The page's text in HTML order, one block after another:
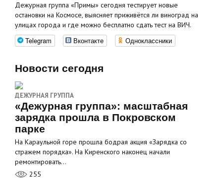
Дежурная группа «Примы» сегодня тестирует новые
остановки на Космосе, выясняет приживётся ли виноград на
улицах города и где можно бесплатно сдать тест на ВИЧ.
Telegram Вконтакте Одноклассники
Новости сегодня
ДЕЖУРНАЯ ГРУППА
«Дежурная группа»: масштабная
зарядка прошла в Покровском
парке
На Караульной горе прошла бодрая акция «Зарядка со
стражем порядка». На Киренского наконец начали
ремонтировать…
255